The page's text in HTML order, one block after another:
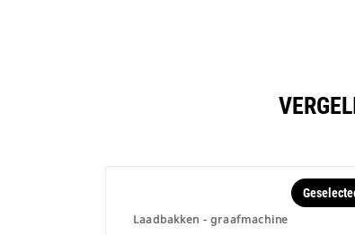
Laadbakken - graafmachine